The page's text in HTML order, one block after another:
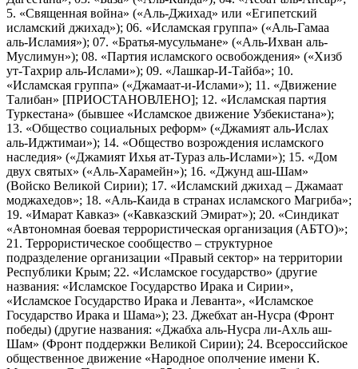
5. «Священная война» («Аль-Джихад» или «Египетский
исламский джихад»); 06. «Исламская группа» («Аль-Гамаа
аль-Исламия»); 07. «Братья-мусульмане» («Аль-Ихван аль-
Муслимун»); 08. «Партия исламского освобождения» («Хизб
ут-Тахрир аль-Ислами»); 09. «Лашкар-И-Тайба»; 10.
«Исламская группа» («Джамаат-и-Ислами»); 11. «Движение
Талибан» [ПРИОСТАНОВЛЕНО]; 12. «Исламская партия
Туркестана» (бывшее «Исламское движение Узбекистана»);
13. «Общество социальных реформ» («Джамият аль-Ислах
аль-Иджтимаи»); 14. «Общество возрождения исламского
наследия» («Джамият Ихья ат-Тураз аль-Ислами»); 15. «Дом
двух святых» («Аль-Харамейн»); 16. «Джунд аш-Шам»
(Войско Великой Сирии); 17. «Исламский джихад – Джамаат
моджахедов»; 18. «Аль-Каида в странах исламского Магриба»;
19. «Имарат Кавказ» («Кавказский Эмират»); 20. «Синдикат
«Автономная боевая террористическая организация (АБТО)»;
21. Террористическое сообщество – структурное
подразделение организации «Правый сектор» на территории
Республики Крым; 22. «Исламское государство» (другие
названия: «Исламское Государство Ирака и Сирии»,
«Исламское Государство Ирака и Леванта», «Исламское
Государство Ирака и Шама»); 23. Джебхат ан-Нусра (Фронт
победы) (другие названия: «Джабха аль-Нусра ли-Ахль аш-
Шам» (Фронт поддержки Великой Сирии); 24. Всероссийское
общественное движение «Народное ополчение имени К.